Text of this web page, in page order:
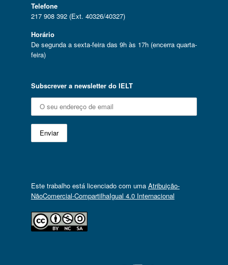
Telefone
217 908 392 (Ext. 40326/40327)
Horário
De segunda a sexta-feira das 9h às 17h (encerra quarta-
feira)
Subscrever a newsletter do IELT
Este trabalho está licenciado com uma Atribuição-
NãoComercial-CompartilhaIgual 4.0 Internacional